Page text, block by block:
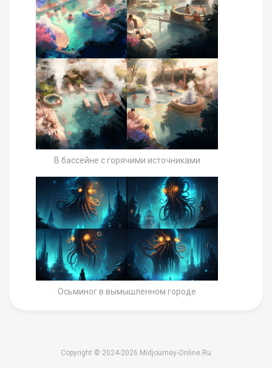
В бассейне с горячими источниками
Осьминог в вымышленном городе
Copyright © 2024-2026 Midjourney-Online.Ru